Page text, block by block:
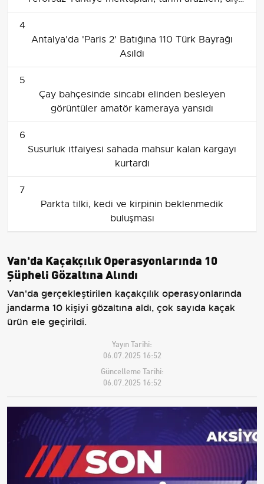
politika ve ekonomi öne çıkıyor
4
Antalya'da 'Paris 2' Batığına 110 Türk Bayrağı
Asıldı
5
Çay bahçesinde sincabı elinden besleyen
görüntüler amatör kameraya yansıdı
6
Susurluk itfaiyesi sahada mahsur kalan kargayı
kurtardı
7
Parkta tilki, kedi ve kirpinin beklenmedik
buluşması
Van'da Kaçakçılık Operasyonlarında 10
Şüpheli Gözaltına Alındı
Van'da gerçekleştirilen kaçakçılık operasyonlarında
jandarma 10 kişiyi gözaltına aldı, çok sayıda kaçak
ürün ele geçirildi.
Yayın Tarihi:
06.07.2025 16:52
Güncelleme Tarihi:
06.07.2025 16:52